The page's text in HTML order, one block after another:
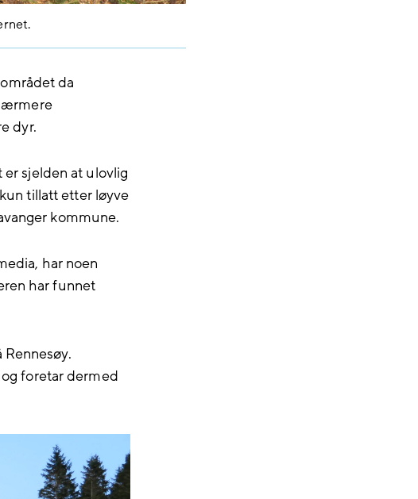
da
dyr.
sjelden at ulovlig
tillatt etter løyve
kommune.
har noen
har funnet
foretar dermed